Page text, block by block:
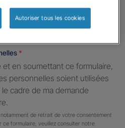
*
en soumettant ce formulaire,
personnelles soient utilisées
cadre de ma demande
de retrait de votre consentement
ce formulaire, veuillez consulter notre
Autoriser tous les cookies